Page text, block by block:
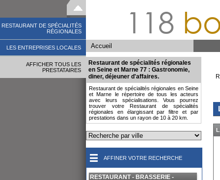
118
Accueil
RESTAURANT DE SPÉCIALITÉS
RÉGIONALES
LES ENTREPRISES LOCALES
AFFICHER TOUS LES
PRESTATAIRES
Restaurant de spécialités régionales
en Seine et Marne 77 : Gastronomie,
diner, déjeuner d'affaires.
Restaurant de spécialités régionales en Seine
et Marne le répertoire de tous les acteurs
avec leurs spécialisations. Vous pourrez
trouver votre Restaurant de spécialités
régionales en élargissant par filtre et par
prestations dans un rayon de 10 à 20 km.
AFFINER VOTRE RECHERCHE
RESTAURANT - BRASSERIE -